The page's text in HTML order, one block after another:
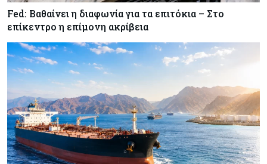
Κόσμος 07-08-2026
ΕΚΤ: Αιφνιδιάστηκε από την πώληση ευρώ από
τις ΗΠΑ
Κύπρος
Χορηγία €10.000 για υποτροφίες σε φοιτητές του
ΤΕΠΑΚ
Fed: Βαθαίνει η διαφωνία για τα επιτόκια – Στο
επίκεντρο η επίμονη ακρίβεια